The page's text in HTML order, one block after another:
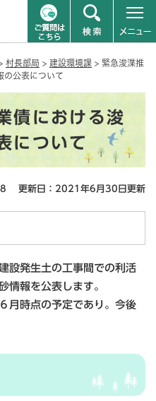
村長部局 > 建設環境課 > 緊急浚渫推
の公表について
債における浚
について
更新日：2021年6月30日更新
設発生土の工事間での利活
情報を公表します。
月時点の予定であり。今後